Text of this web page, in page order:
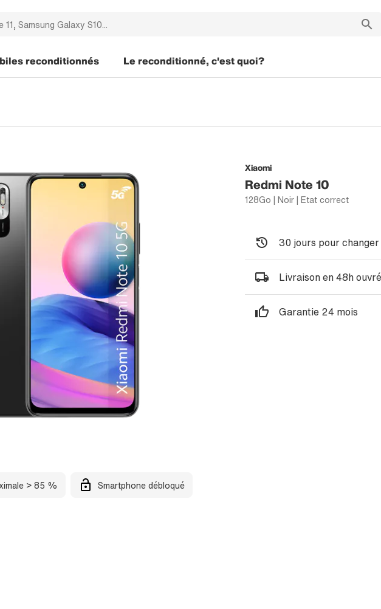
reconditionnés Le reconditionné, c'est quoi?
Xiaomi
Redmi Note 10
128Go | Noir | Etat correct
> 85 % Smartphone débloqué
30 jours pour
Livraison en 48h
Garantie 24 mois